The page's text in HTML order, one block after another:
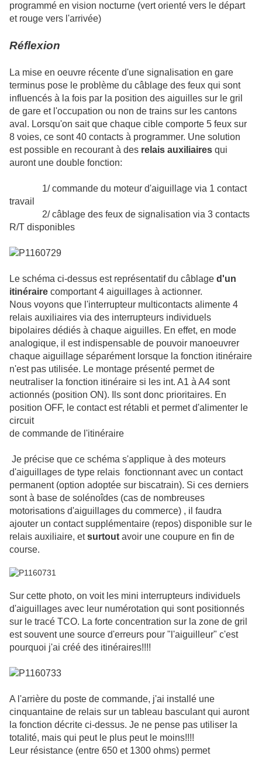
programmé en vision nocturne (vert orienté vers le départ
et rouge vers l'arrivée)
Réflexion
La mise en oeuvre récente d'une signalisation en gare
terminus pose le problème du câblage des feux qui sont
influencés à la fois par la position des aiguilles sur le gril
de gare et l'occupation ou non de trains sur les cantons
aval. Lorsqu'on sait que chaque cible comporte 5 feux sur
8 voies, ce sont 40 contacts à programmer. Une solution
est possible en recourant à des relais auxiliaires qui
auront une double fonction:
1/ commande du moteur d'aiguillage via 1 contact
travail
2/ câblage des feux de signalisation via 3 contacts
R/T disponibles
Le schéma ci-dessus est représentatif du câblage d'un
itinéraire comportant 4 aiguillages à actionner.
Nous voyons que l'interrupteur multicontacts alimente 4
relais auxiliaires via des interrupteurs individuels
bipolaires dédiés à chaque aiguilles. En effet, en mode
analogique, il est indispensable de pouvoir manoeuvrer
chaque aiguillage séparément lorsque la fonction itinéraire
n'est pas utilisée. Le montage présenté permet de
neutraliser la fonction itinéraire si les int. A1 à A4 sont
actionnés (position ON). Ils sont donc prioritaires. En
position OFF, le contact est rétabli et permet d'alimenter le
circuit
de commande de l'itinéraire
Je précise que ce schéma s'applique à des moteurs
d'aiguillages de type relais fonctionnant avec un contact
permanent (option adoptée sur biscatrain). Si ces derniers
sont à base de solénoîdes (cas de nombreuses
motorisations d'aiguillages du commerce) , il faudra
ajouter un contact supplémentaire (repos) disponible sur le
relais auxiliaire, etsurtout avoir une coupure en fin de
course.
Sur cette photo, on voit les mini interrupteurs individuels
d'aiguillages avec leur numérotation qui sont positionnés
sur le tracé TCO. La forte concentration sur la zone de gril
est souvent une source d'erreurs pour "l'aiguilleur" c'est
pourquoi j'ai créé des itinéraires!!!!
A l'arrière du poste de commande, j'ai installé une
cinquantaine de relais sur un tableau basculant qui auront
la fonction décrite ci-dessus. Je ne pense pas utiliser la
totalité, mais qui peut le plus peut le moins!!!!
Leur résistance (entre 650 et 1300 ohms) permet